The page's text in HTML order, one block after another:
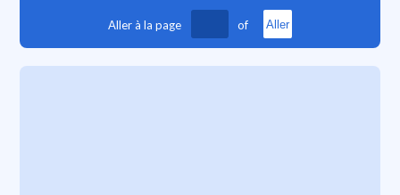
Aller à la page of Aller